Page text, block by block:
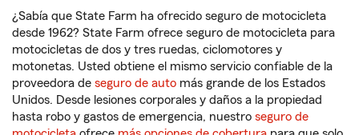
¿Sabía que State Farm ha ofrecido seguro de motocicleta
desde 1962? State Farm ofrece seguro de motocicleta para
motocicletas de dos y tres ruedas, ciclomotores y
motonetas. Usted obtiene el mismo servicio confiable de la
proveedora de seguro de auto más grande de los Estados
Unidos. Desde lesiones corporales y daños a la propiedad
hasta robo y gastos de emergencia, nuestro seguro de